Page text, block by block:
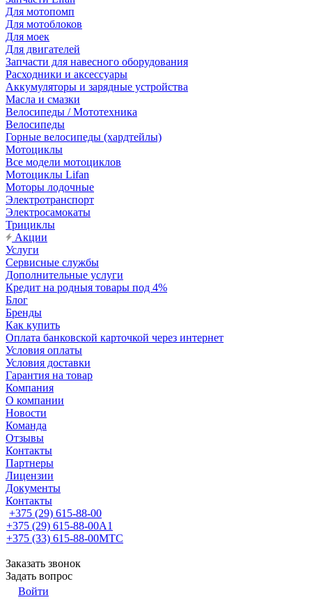
Для мотопомп
Для мотоблоков
Для моек
Для двигателей
Запчасти для навесного оборудования
Расходники и аксессуары
Аккумуляторы и зарядные устройства
Масла и смазки
Велосипеды / Мототехника
Велосипеды
Горные велосипеды (хардтейлы)
Мотоциклы
Все модели мотоциклов
Мотоциклы Lifan
Моторы лодочные
Электротранспорт
Электросамокаты
Трициклы
Акции
Услуги
Сервисные службы
Дополнительные услуги
Кредит на родныя товары под 4%
Блог
Бренды
Как купить
Оплата банковской карточкой через интернет
Условия оплаты
Условия доставки
Гарантия на товар
Компания
О компании
Новости
Команда
Отзывы
Контакты
Партнеры
Лицензии
Документы
Контакты
+375 (29) 615-88-00
+375 (29) 615-88-00A1
+375 (33) 615-88-00МТС
Заказать звонок
Задать вопрос
Войти